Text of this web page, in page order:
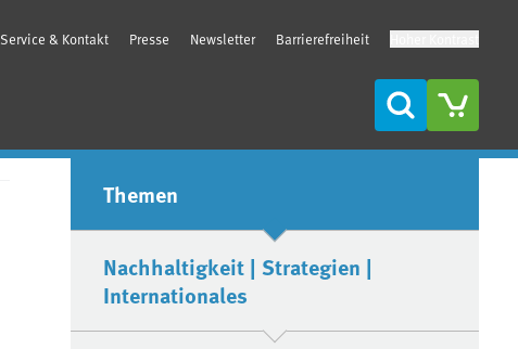
Service & Kontakt Presse Newsletter Barrierefreiheit
Suche
Seitenleiste
Themen
Nachhaltigkeit | Strategien |
Internationales